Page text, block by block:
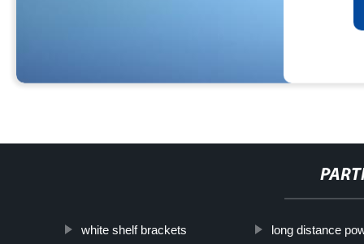
white shelf brackets long distance